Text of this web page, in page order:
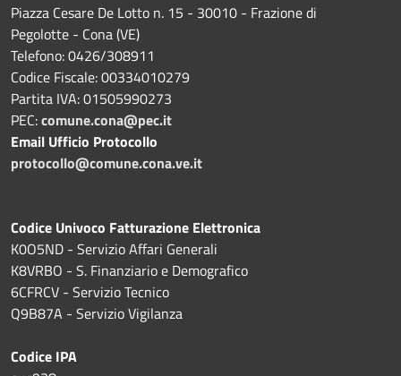
Piazza Cesare De Lotto n. 15 - 30010 - Frazione di
Pegolotte - Cona (VE)
Telefono: 0426/308911
Codice Fiscale: 00334010279
Partita IVA: 01505990273
PEC:comune.cona@pec.it
Email Ufficio Protocollo
protocollo@comune.cona.ve.it
Codice Univoco Fatturazione Elettronica
K0O5ND - Servizio Affari Generali
K8VRBO - S. Finanziario e Demografico
6CFRCV - Servizio Tecnico
Q9B87A - Servizio Vigilanza
Codice IPA